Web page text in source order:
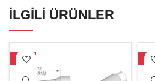
İLGILI ÜRÜNLER
-19% -